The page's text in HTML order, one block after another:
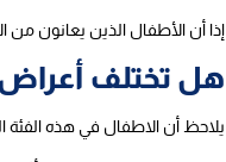
إذا أن الأطفال الذين يعانون
هل تختلف أعراض
يلاحظ أن الاطفال في هذه الفئة